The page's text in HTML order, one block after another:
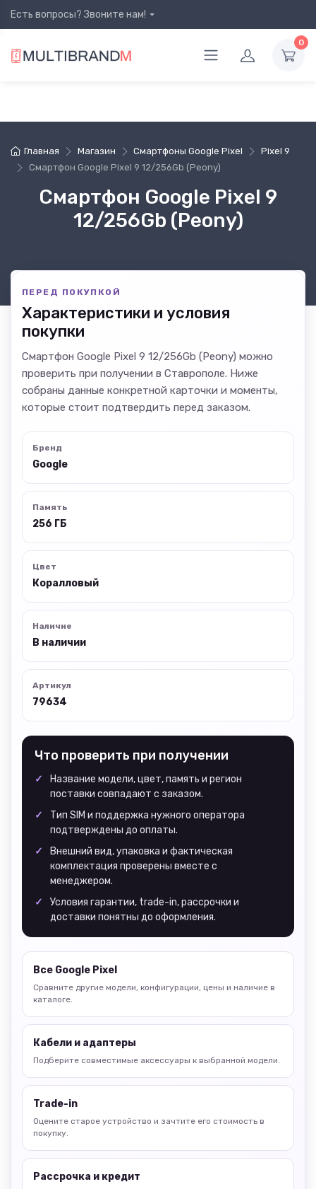
Есть вопросы? Звоните нам!
0
Главная Магазин Смартфоны Google Pixel
Pixel 9
Смартфон Google Pixel 9 12/256Gb (Peony)
Смартфон Google Pixel 9
12/256Gb (Peony)
ПЕРЕД ПОКУПКОЙ
Характеристики и условия
покупки
Смартфон Google Pixel 9 12/256Gb (Peony) можно
проверить при получении в Ставрополе. Ниже
собраны данные конкретной карточки и моменты,
которые стоит подтвердить перед заказом.
Бренд
Google
Память
256 ГБ
Цвет
Коралловый
Наличие
В наличии
Артикул
79634
Что проверить при получении
Название модели, цвет, память и регион
поставки совпадают с заказом.
Тип SIM и поддержка нужного оператора
подтверждены до оплаты.
Внешний вид, упаковка и фактическая
комплектация проверены вместе с
менеджером.
Условия гарантии, trade-in, рассрочки и
доставки понятны до оформления.
Все Google Pixel
Сравните другие модели, конфигурации, цены и наличие в
каталоге.
Кабели и адаптеры
Подберите совместимые аксессуары к выбранной модели.
Trade-in
Оцените старое устройство и зачтите его стоимость в
покупку.
Рассрочка и кредит